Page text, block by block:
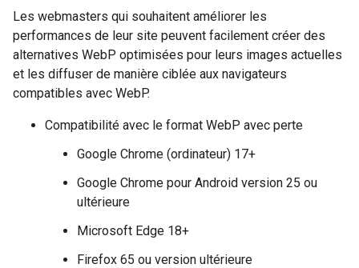
Les webmasters qui souhaitent améliorer les
performances de leur site peuvent facilement créer des
alternatives WebP optimisées pour leurs images actuelles
et les diffuser de manière ciblée aux navigateurs
compatibles avec WebP.
Compatibilité avec le format WebP avec perte
Google Chrome (ordinateur) 17+
Google Chrome pour Android version 25 ou
ultérieure
Microsoft Edge 18+
Firefox 65 ou version ultérieure